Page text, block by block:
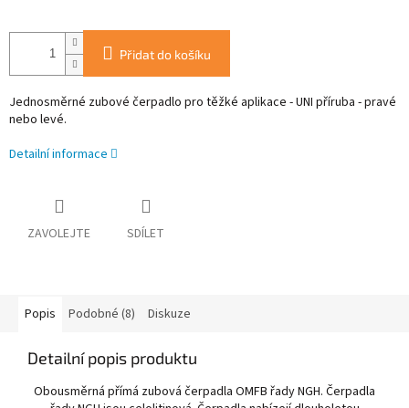
Přidat do košíku
Jednosměrné zubové čerpadlo pro těžké aplikace - UNI příruba - pravé
nebo levé.
Detailní informace
ZAVOLEJTE SDÍLET
Popis Podobné (8) Diskuze
Detailní popis produktu
Obousměrná přímá zubová čerpadla OMFB řady NGH. Čerpadla